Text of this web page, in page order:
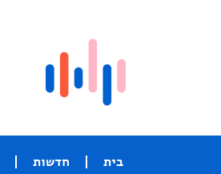
בית חדשות